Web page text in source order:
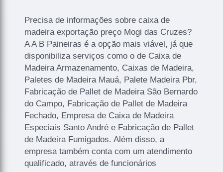
Precisa de informações sobre caixa de
madeira exportação preço Mogi das Cruzes?
A A B Paineiras é a opção mais viável, já que
disponibiliza serviços como o de Caixa de
Madeira Armazenamento, Caixas de Madeira,
Paletes de Madeira Mauá, Palete Madeira Pbr,
Fabricação de Pallet de Madeira São Bernardo
do Campo, Fabricação de Pallet de Madeira
Fechado, Empresa de Caixa de Madeira
Especiais Santo André e Fabricação de Pallet
de Madeira Fumigados. Além disso, a
empresa também conta com um atendimento
qualificado, através de funcionários